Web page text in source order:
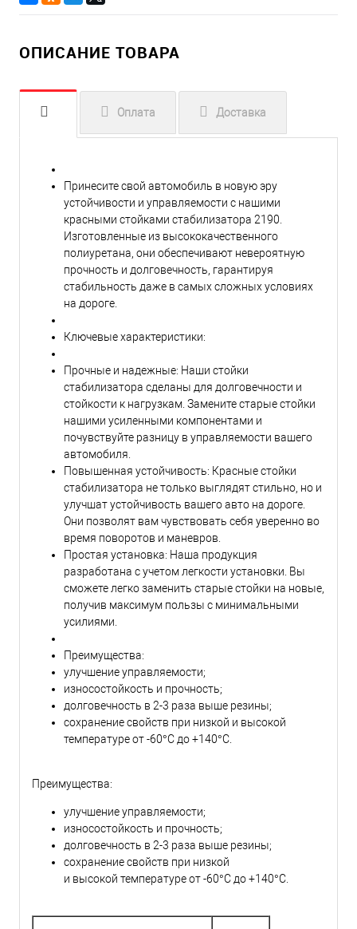
ОПИСАНИЕ ТОВАРА
Оплата Доставка
Принесите свой автомобиль в новую эру
устойчивости и управляемости с нашими
красными стойками стабилизатора 2190.
Изготовленные из высококачественного
полиуретана, они обеспечивают невероятную
прочность и долговечность, гарантируя
стабильность даже в самых сложных условиях
на дороге.
Ключевые характеристики:
Прочные и надежные: Наши стойки
стабилизатора сделаны для долговечности и
стойкости к нагрузкам. Замените старые стойки
нашими усиленными компонентами и
почувствуйте разницу в управляемости вашего
автомобиля.
Повышенная устойчивость: Красные стойки
стабилизатора не только выглядят стильно, но и
улучшат устойчивость вашего авто на дороге.
Они позволят вам чувствовать себя уверенно во
время поворотов и маневров.
Простая установка: Наша продукция
разработана с учетом легкости установки. Вы
сможете легко заменить старые стойки на новые,
получив максимум пользы с минимальными
усилиями.
Преимущества:
улучшение управляемости;
износостойкость и прочность;
долговечность в 2-3 раза выше резины;
сохранение свойств при низкой и высокой
температуре от -60°С до +140°С.
Преимущества:
улучшение управляемости;
износостойкость и прочность;
долговечность в 2-3 раза выше резины;
сохранение свойств при низкой
и высокой температуре от -60°С до +140°С.